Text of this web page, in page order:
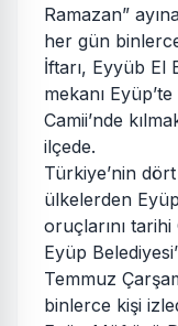
Ramazan”
her gün
İftarı, Eyyüb El
mekanı
Camii’nde
ilçede.
Türkiye’nin
ülkelerden
oruçlarını tarihi
Eyüp
Temmuz
binlerce kişi